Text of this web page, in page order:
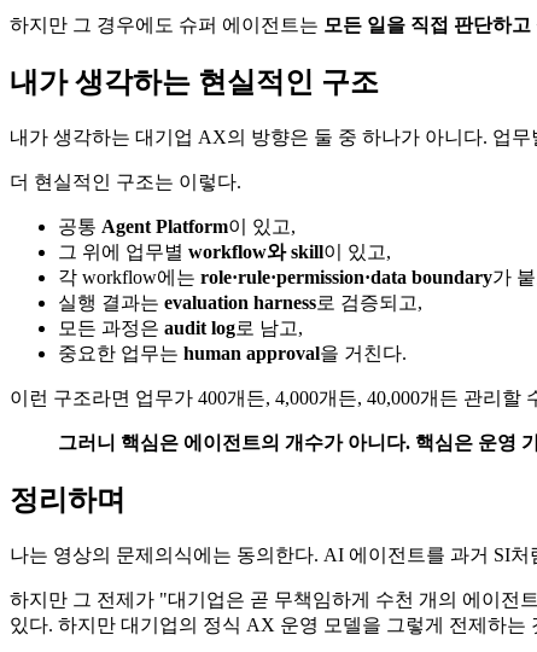
하지만 그 경우에도 슈퍼 에이전트는 모든 일을 직접 판단하
내가 생각하는 현실적인 구조
내가 생각하는 대기업 AX의 방향은 둘 중 하나가 아니다. 업
더 현실적인 구조는 이렇다.
공통 Agent Platform이 있고,
그 위에 업무별 workflow와 skill이 있고,
각 workflow에는 role·rule·permission·data boundary가
실행 결과는 evaluation harness로 검증되고,
모든 과정은 audit log로 남고,
중요한 업무는 human approval을 거친다.
이런 구조라면 업무가 400개든, 4,000개든, 40,000개든 관리
그러니 핵심은 에이전트의 개수가 아니다. 핵심은 운영
정리하며
나는 영상의 문제의식에는 동의한다. AI 에이전트를 과거 SI
하지만 그 전제가 "대기업은 곧 무책임하게 수천 개의 에이전
있다. 하지만 대기업의 정식 AX 운영 모델을 그렇게 전제하는